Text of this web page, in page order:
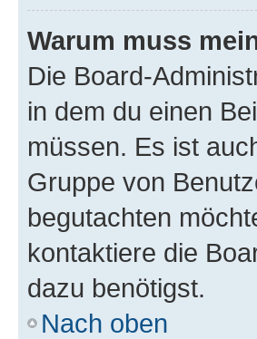
Warum muss
Die Board-
in dem du einen
müssen. Es ist
Gruppe von
begutachten
kontaktiere die
dazu benötigst.
Nach oben